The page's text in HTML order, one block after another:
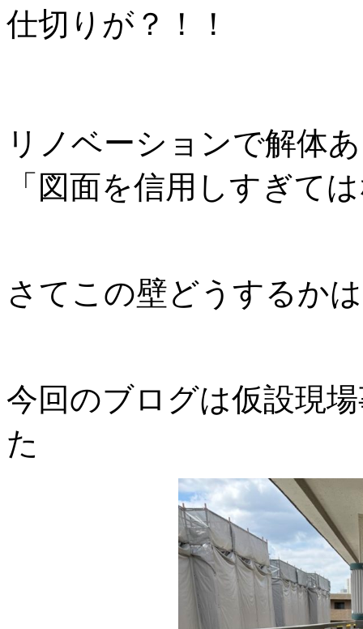
仕切りが？！！
リノベーションで解体
「図面を信用しすぎて
さてこの壁どうするか
今回のブログは仮設現
た